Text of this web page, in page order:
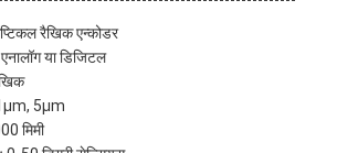
रैखिक एन्कोडर
या डिजिटल
5μm
मिमी